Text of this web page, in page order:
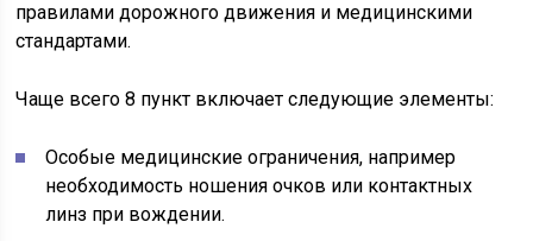
правилами дорожного движения и медицинскими
стандартами.
Чаще всего 8 пункт включает следующие элементы:
Особые медицинские ограничения, например
необходимость ношения очков или контактных
линз при вождении.